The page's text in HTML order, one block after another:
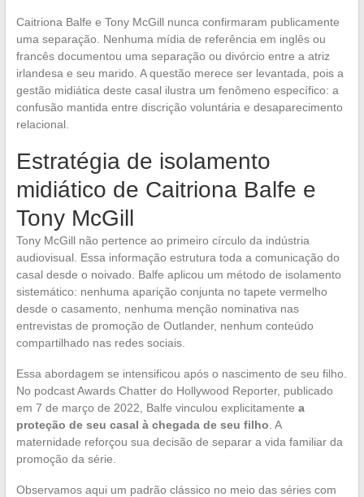
Caitriona Balfe e Tony McGill nunca confirmaram publicamente
uma separação. Nenhuma mídia de referência em inglês ou
francês documentou uma separação ou divórcio entre a atriz
irlandesa e seu marido. A questão merece ser levantada, pois a
gestão midiática deste casal ilustra um fenômeno específico: a
confusão mantida entre discrição voluntária e desaparecimento
relacional.
Estratégia de isolamento
midiático de Caitriona Balfe e
Tony McGill
Tony McGill não pertence ao primeiro círculo da indústria
audiovisual. Essa informação estrutura toda a comunicação do
casal desde o noivado. Balfe aplicou um método de isolamento
sistemático: nenhuma aparição conjunta no tapete vermelho
desde o casamento, nenhuma menção nominativa nas
entrevistas de promoção de Outlander, nenhum conteúdo
compartilhado nas redes sociais.
Essa abordagem se intensificou após o nascimento de seu filho.
No podcast Awards Chatter do Hollywood Reporter, publicado
em 7 de março de 2022, Balfe vinculou explicitamente a
proteção de seu casal à chegada de seu filho . A
maternidade reforçou sua decisão de separar a vida familiar da
promoção da série.
Observamos aqui um padrão clássico no meio das séries com